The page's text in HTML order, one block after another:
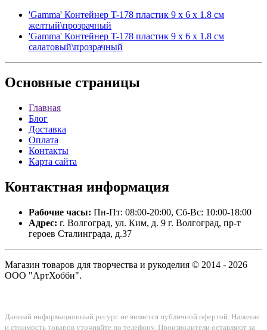
'Gamma' Контейнер T-178 пластик 9 x 6 x 1.8 см
желтый\прозрачный
'Gamma' Контейнер T-178 пластик 9 x 6 x 1.8 см
салатовый\прозрачный
Основные страницы
Главная
Блог
Доставка
Оплата
Контакты
Карта сайта
Контактная информация
Рабочие часы: Пн-Пт: 08:00-20:00, Сб-Вс: 10:00-18:00
Адрес: г. Волгоград, ул. Ким, д. 9 г. Волгоград, пр-т
героев Сталинграда, д.37
Магазин товаров для творчества и рукоделия © 2014 - 2026
ООО "АртХобби".
Данный информационный ресурс не является публичной офертой. Наличие
и стоимость товаров уточняйте по телефону. Производители оставляют за